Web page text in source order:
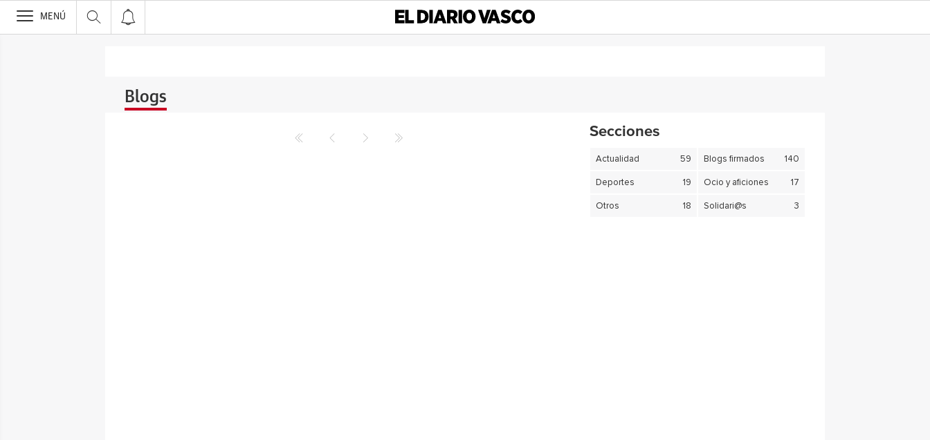
>
MENÚ
Blogs
Secciones
Actualidad 59 Blogs firmados 140
Deportes 19 Ocio y aficiones 17
Otros 18 Solidari@s 3